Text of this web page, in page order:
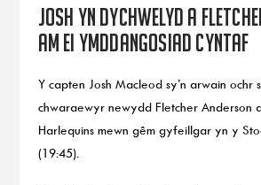
Josh yn dychwelyd a
am ei ymddangosiad cyntaf
Y capten Josh Macleod sy’n arwain ochr
chwaraewyr newydd Fletcher Anderson
Harlequins mewn gêm gyfeillgar yn y
(19:45).